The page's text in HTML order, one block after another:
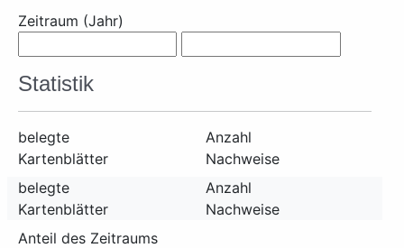
Zeitraum (Jahr)
Statistik
belegte
Kartenblätter
Anzahl
Nachweise
belegte
Kartenblätter
Anzahl
Nachweise
Anteil des Zeitraums